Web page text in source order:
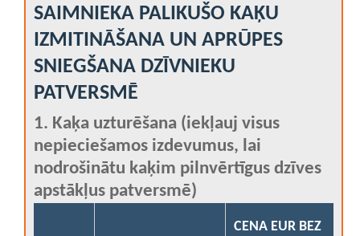
SAIMNIEKA PALIKUŠO KAĶU
IZMITINĀŠANA UN APRŪPES
SNIEGŠANA DZĪVNIEKU
PATVERSMĒ
1. Kaķa uzturēšana (iekļauj visus
nepieciešamos izdevumus, lai
nodrošinātu kaķim pilnvērtīgus dzīves
apstākļus patversmē)
CENA EUR BEZ